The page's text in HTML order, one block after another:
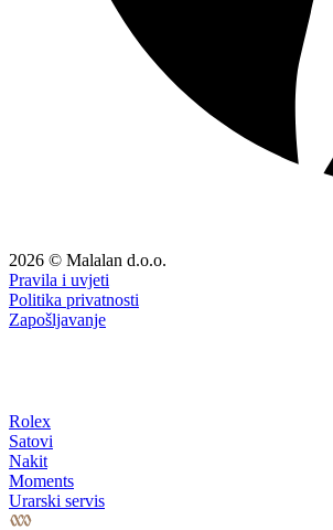
2026 © Malalan d.o.o.
Pravila i uvjeti
Politika privatnosti
Zapošljavanje
Rolex
Satovi
Nakit
Moments
Urarski servis